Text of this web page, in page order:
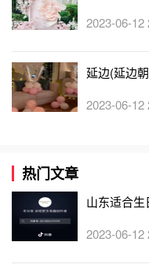
2023-06-
延边(延边
2023-06-
热门文章
山东适合
2023-06-